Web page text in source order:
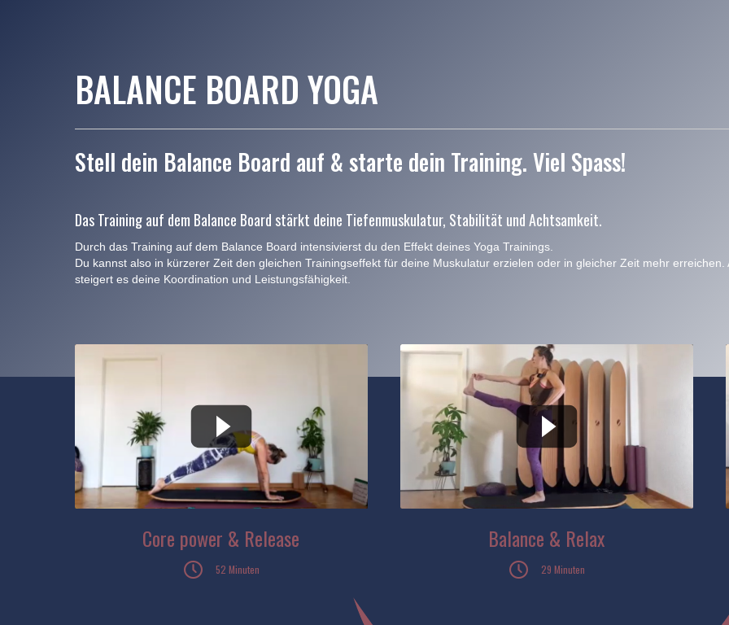
BALANCE BOARD YOGA
Stell dein Balance Board auf & starte dein Training. Viel Spass!
Das Training auf dem Balance Board stärkt deine Tiefenmuskulatur, Stabilität und Achtsamkeit.
Durch das Training auf dem Balance Board intensivierst du den Effekt deines Yoga Trainings.
Du kannst also in kürzerer Zeit den gleichen Trainingseffekt für deine Muskulatur erzielen oder in gleicher Zeit mehr erreichen.
steigert es deine Koordination und Leistungsfähigkeit.
Core power & Release
52 Minuten
Balance & Relax
29 Minuten